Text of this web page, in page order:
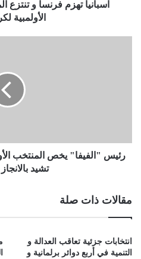
اسبانيا تهزم فرنسا و تنتزع
الأولمبية
رئيس "الفيفا" يخص المنتخب
تشيد
مقالات ذات صلة
انتخابات جزئية تعاقب العدالة و
التنمية في أربع دوائر برلمانية و